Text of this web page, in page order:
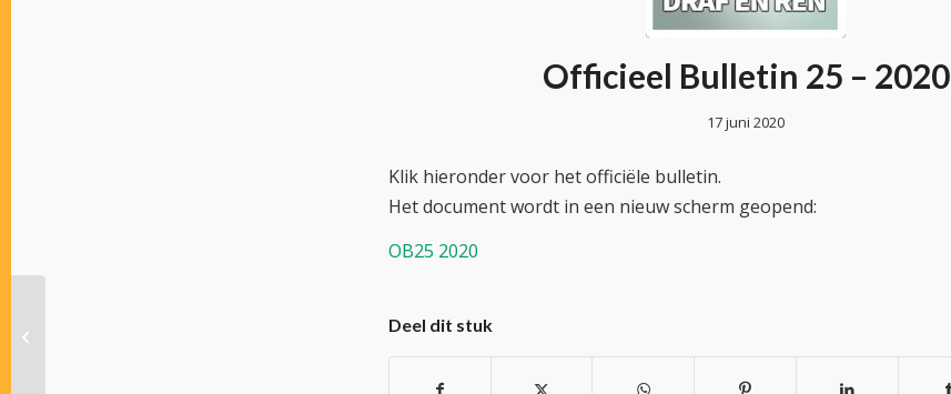
Officieel Bulletin 25 – 2020
17 juni 2020
Klik hieronder voor het officiële bulletin.
Het document wordt in een nieuw scherm geopend:
OB25 2020
Deel dit stuk